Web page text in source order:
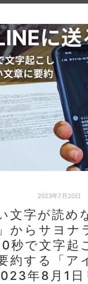
2023年7月20日
文字が読め
からサヨナ
秒で文字起
約する「ア
年8月1日